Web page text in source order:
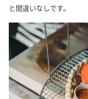
と間違いなしです。